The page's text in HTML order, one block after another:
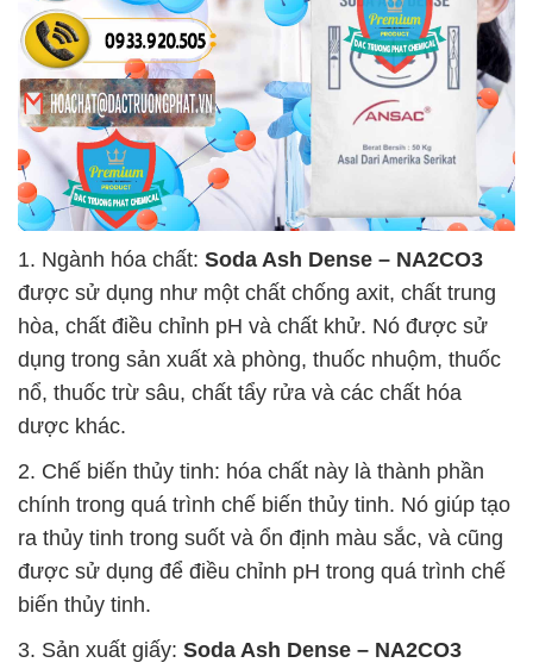
1. Ngành hóa chất: Soda Ash Dense – NA2CO3
được sử dụng như một chất chống axit, chất trung
hòa, chất điều chỉnh pH và chất khử. Nó được sử
dụng trong sản xuất xà phòng, thuốc nhuộm, thuốc
nổ, thuốc trừ sâu, chất tẩy rửa và các chất hóa
dược khác.
2. Chế biến thủy tinh: hóa chất này là thành phần
chính trong quá trình chế biến thủy tinh. Nó giúp tạo
ra thủy tinh trong suốt và ổn định màu sắc, và cũng
được sử dụng để điều chỉnh pH trong quá trình chế
biến thủy tinh.
3. Sản xuất giấy: Soda Ash Dense – NA2CO3